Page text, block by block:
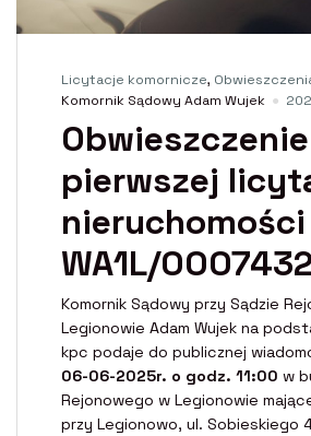
Licytacje komornicze,
Komornik Sądowy Adam Wujek
pierwszej
nieruchomości
WA1L/
Komornik Sądowy przy Sądzie
Legionowie Adam Wujek na
kpc podaje do publicznej
06-06-2025r. o godz. 11:00 w
Rejonowego w Legionowie
przy Legionowo, ul. Sobieskiego